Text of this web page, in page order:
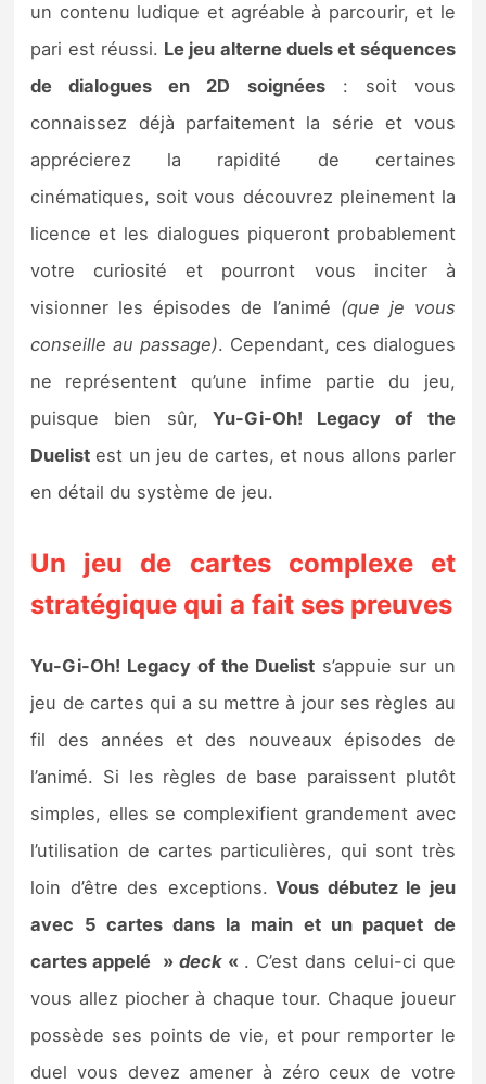
un contenu ludique et agréable à parcourir, et le
pari est réussi. Le jeu alterne duels et séquences
de dialogues en 2D soignées: soit vous
connaissez déjà parfaitement la série et vous
apprécierez la rapidité de certaines
cinématiques, soit vous découvrez pleinement la
licence et les dialogues piqueront probablement
votre curiosité et pourront vous inciter à
visionner les épisodes de l’animé (que je vous
conseille au passage). Cependant, ces dialogues
ne représentent qu’une infime partie du jeu,
puisque bien sûr, Yu-Gi-Oh! Legacy of the
Duelist est un jeu de cartes, et nous allons parler
en détail du système de jeu.
Un jeu de cartes complexe et
stratégique qui a fait ses preuves
Yu-Gi-Oh! Legacy of the Duelist s’appuie sur un
jeu de cartes qui a su mettre à jour ses règles au
fil des années et des nouveaux épisodes de
l’animé. Si les règles de base paraissent plutôt
simples, elles se complexifient grandement avec
l’utilisation de cartes particulières, qui sont très
loin d’être des exceptions. Vous débutez le jeu
avec 5 cartes dans la main et un paquet de
cartes appelé » deck« . C’est dans celui-ci que
vous allez piocher à chaque tour. Chaque joueur
possède ses points de vie, et pour remporter le
duel vous devez amener à zéro ceux de votre